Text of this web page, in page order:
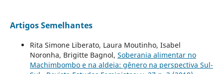
Artigos Semelhantes
Rita Simone Liberato, Laura Moutinho, Isabel
Noronha, Brigitte Bagnol, Soberania alimentar no
Machimbombo e na aldeia: gênero na perspectiva Sul-